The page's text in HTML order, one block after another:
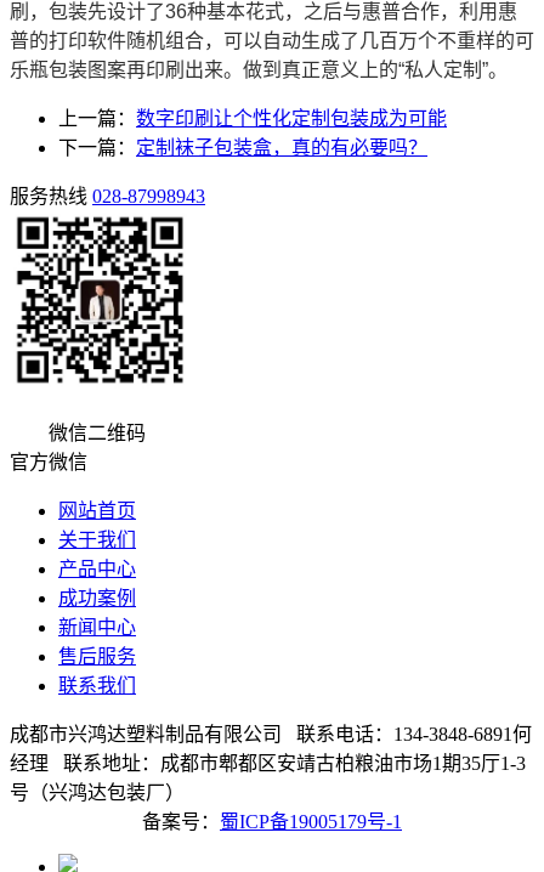
刷，包装先设计了36种基本花式，之后与惠普合作，利用惠
普的打印软件随机组合，可以自动生成了几百万个不重样的可
乐瓶包装图案再印刷出来。做到真正意义上的“私人定制”。
上一篇： 数字印刷让个性化定制包装成为可能
下一篇： 定制袜子包装盒，真的有必要吗？
服务热线 028-87998943
微信二维码
官方微信
网站首页
关于我们
产品中心
成功案例
新闻中心
售后服务
联系我们
成都市兴鸿达塑料制品有限公司 联系电话：134-3848-6891何
经理 联系地址：成都市郫都区安靖古柏粮油市场1期35厅1-3
号（兴鸿达包装厂）
备案号： 蜀ICP备19005179号-1